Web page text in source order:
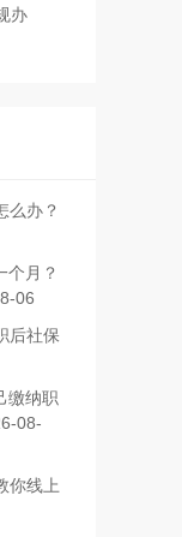
办
么办？
个月？
06
后社保
缴纳职
08-
你线上